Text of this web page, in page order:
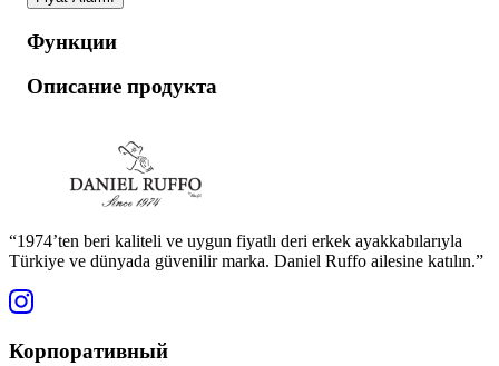
Функции
Описание продукта
“1974’ten beri kaliteli ve uygun fiyatlı deri erkek ayakkabılarıyla
Türkiye ve dünyada güvenilir marka. Daniel Ruffo ailesine katılın.”
Корпоративный